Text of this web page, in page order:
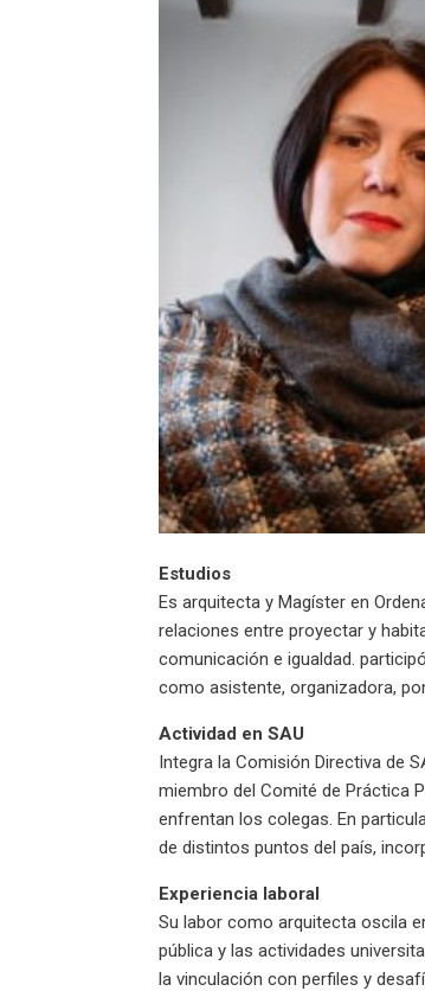
Estudios
Es arquitecta y Magíster en
relaciones entre proyectar y
comunicación e igualdad.
como asistente, organizadora,
Actividad en SAU
Integra la Comisión Directiva de
miembro del Comité de Práctica
enfrentan los colegas. En
de distintos puntos del país,
Experiencia laboral
Su labor como arquitecta oscila
pública y las actividades
la vinculación con perfiles y